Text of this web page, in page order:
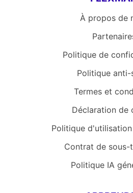
À propos de
Politique de
Politique anti-
Termes et
Déclaration de
Politique
Contrat de sous-
Politique IA